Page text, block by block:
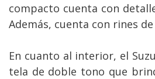
compacto cuenta con
Además, cuenta con rines
En cuanto al interior, el
tela de doble tono que